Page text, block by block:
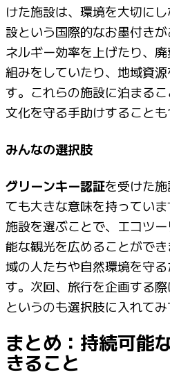
けた施設は、環境を大切に
設という国際的なお墨付き
ネルギー効率を上げたり、
組みをしていたり、地域資
す。これらの施設に泊まる
文化を守る手助けすることも
みんなの選択肢
グリーンキー認証を受けた
ても大きな意味を持ってい
施設を選ぶことで、エコツ
能な観光を広めることがで
域の人たちや自然環境を守
す。次回、旅行を企画する
というのも選択肢に入れてみ
まとめ：持続可能
きること